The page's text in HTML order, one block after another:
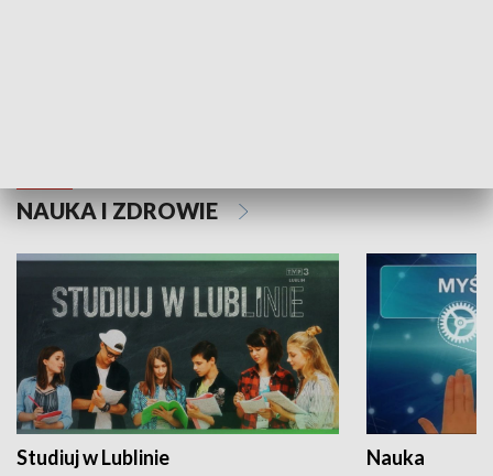
NAUKA I ZDROWIE
Studiuj w Lublinie Nauka